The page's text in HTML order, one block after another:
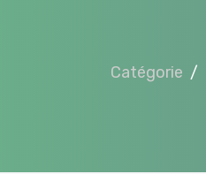
Catégorie